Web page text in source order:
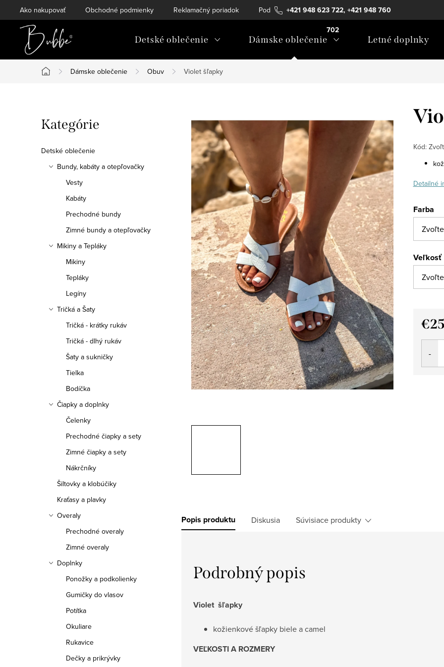
na
obsah
+421 948 623 722, +421 948 760
702
Ako nakupovať Obchodné podmienky Reklamačný poriadok Podmienky ochrany osobných údajov
Detské oblečenie Dámske oblečenie Letné doplnky
Domov
Dámske oblečenie Obuv Violet šľapky
o
č
n
n
Preskočiť
kategórie
Kategórie
Detské oblečenie
Bundy, kabáty a otepľovačky
Vesty
Kabáty
Prechodné bundy
Zimné bundy a otepľovačky
Mikiny a Tepláky
Mikiny
Tepláky
Legíny
Tričká a Šaty
Tričká - krátky rukáv
Tričká - dlhý rukáv
Šaty a sukničky
Tielka
Bodíčka
Čiapky a doplnky
Čelenky
Prechodné čiapky a sety
Zimné čiapky a sety
Nákrčníky
Šiltovky a klobúčiky
Kraťasy a plavky
Overaly
Prechodné overaly
Zimné overaly
Doplnky
Ponožky a podkolienky
Gumičky do vlasov
Potítka
Okuliare
Rukavice
Dečky a prikrývky
Kód:
Detailné
Farba
Veľkosť
Popis produktu Diskusia Súvisiace produkty
Podrobný popis
Violet šľapky
kožienkové šľapky biele a camel
VEĽKOSTI A ROZMERY